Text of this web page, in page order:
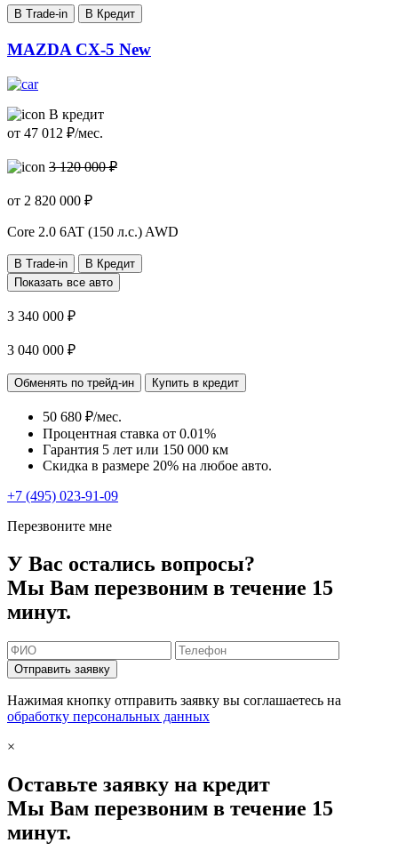
В Trade-in В Кредит
MAZDA CX-5 New
В кредит
от 47 012 ₽/мес.
3 120 000 ₽
от 2 820 000 ₽
Core 2.0 6AT (150 л.с.) AWD
В Trade-in
В Кредит
Показать все авто
3 340 000 ₽
3 040 000 ₽
Обменять по трейд-ин Купить в кредит
50 680 ₽/мес.
Процентная ставка от 0.01%
Гарантия 5 лет или 150 000 км
Скидка в размере 20% на любое авто.
+7 (495) 023-91-09
Перезвоните мне
У Вас остались вопросы?
Мы Вам перезвоним в течение 15
минут.
Отправить заявку
Нажимая кнопку отправить заявку вы соглашаетесь на
обработку персональных данных
×
Оставьте заявку на кредит
Мы Вам перезвоним в течение 15
минут.